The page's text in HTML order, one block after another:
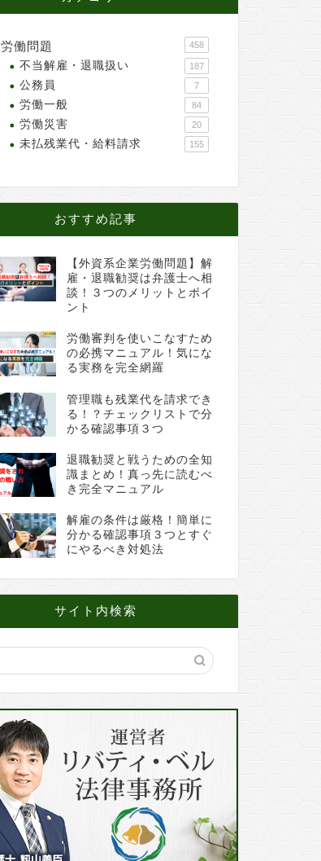
労働問題 458
不当解雇・退職扱い 187
公務員 7
労働一般 84
労働災害 20
未払残業代・給料請求 155
おすすめ記事
【外資系企業労働問題】解
雇・退職勧奨は弁護士へ相
談！３つのメリットとポイ
ント
労働審判を使いこなすため
の必携マニュアル！気にな
る実務を完全網羅
管理職も残業代を請求でき
る！？チェックリストで分
かる確認事項３つ
退職勧奨と戦うための全知
識まとめ！真っ先に読むべ
き完全マニュアル
解雇の条件は厳格！簡単に
分かる確認事項３つとすぐ
にやるべき対処法
サイト内検索